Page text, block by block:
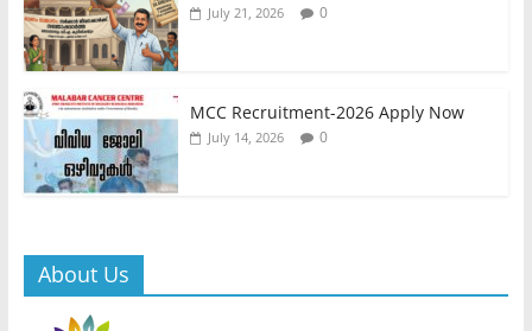
July 21, 2026 0
MCC Recruitment-2026 Apply Now
July 14, 2026 0
About Us